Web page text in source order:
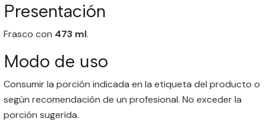
Presentación
Frasco con 473 ml.
Modo de uso
Consumir la porción indicada en la etiqueta del producto o
según recomendación de un profesional. No exceder la
porción sugerida.